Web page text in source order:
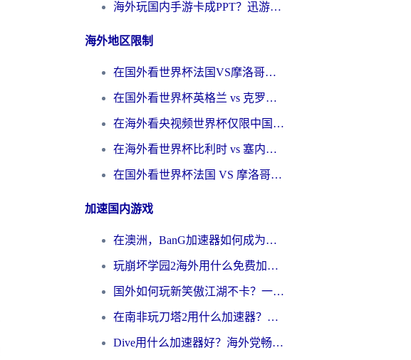
海外玩国内手游卡成PPT？迅游和奇游手游哪个好？一篇讲透回国加速器怎么选
海外地区限制
在国外看世界杯法国VS摩洛哥地区限制？这篇指南让你流畅看中文解说无压力
在国外看世界杯英格兰 vs 克罗地亚当前地区不可播放？这篇指南帮你搞定所有海外观赛难题
在海外看央视频世界杯仅限中国大陆？这篇指南帮你解锁中文解说+无卡顿直播
在海外看世界杯比利时 vs 塞内加尔仅限中国大陆？我找到了最流畅的中文解说之路
在国外看世界杯法国 VS 摩洛哥仅限中国大陆？海外党这样看中文解说赛事不卡顿
加速国内游戏
在澳洲，BanG加速器如何成为你国服游戏的“时光机”？
玩崩坏学园2海外用什么免费加速器好？2026海外党亲测国服游戏加速指南
国外如何玩新笑傲江湖不卡？一份给海外游子的终极网络指南
在南非玩刀塔2用什么加速器？一份给海外游子的终极生存指南
Dive用什么加速器好？海外党畅玩国服游戏的终极避坑指南